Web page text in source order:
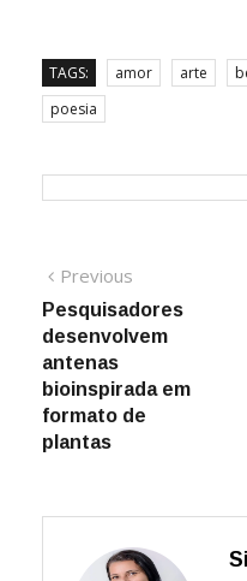
TAGS: amor arte
poesia
Navegação
de
Post
Previous
post:
Pesquisadores
desenvolvem
antenas
bioinspirada em
formato de
plantas